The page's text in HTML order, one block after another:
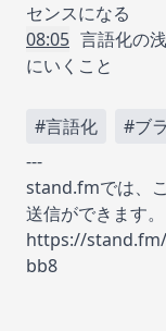
センスになる
08:05 言語化の
にいくこと
#言語化 #ブ
---
stand.fmでは、
送信ができます。
https://
bb8